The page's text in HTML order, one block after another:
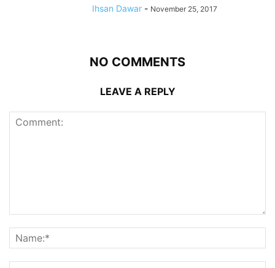
Ihsan Dawar - November 25, 2017
NO COMMENTS
LEAVE A REPLY